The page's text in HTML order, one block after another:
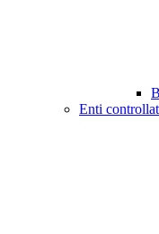
Enti